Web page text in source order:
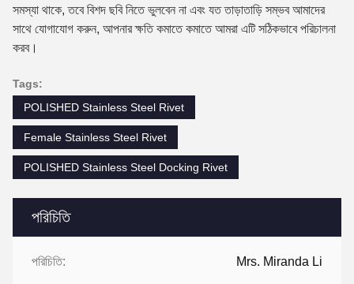
পরিচিতি
পরিচিতি: Mrs. Miranda Li
সমস্যা থাকে, তবে বিশদ ছবি নিতে ভুলবেন না এবং যত তাড়াতাড়ি সম্ভব আমাদের
সাথে যোগাযোগ করুন, আপনার ক্ষতি কমাতে কমাতে আমরা এটি সঠিকভাবে পরিচালনা
করব।
Tags:
POLISHED Stainless Steel Rivet
Female Stainless Steel Rivet
POLISHED Stainless Steel Docking Rivet